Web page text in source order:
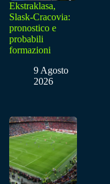
Ekstraklasa,
Slask-Cracovia:
pronostico e
probabili
formazioni
9 Agosto
2026